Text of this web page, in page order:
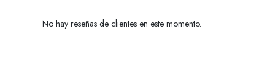
No hay reseñas de clientes en este momento.